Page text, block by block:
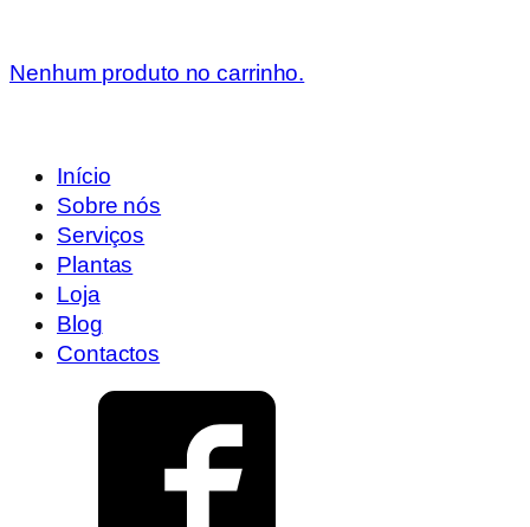
Nenhum produto no carrinho.
Início
Sobre nós
Serviços
Plantas
Loja
Blog
Contactos